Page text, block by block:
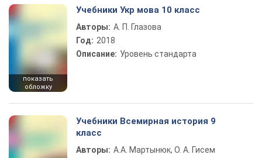
показать
обложку
Учебники Укр мова 10 класс
Авторы: А. П. Глазова
Год: 2018
Описание: Уровень стандарта
Учебники Всемирная история 9
класс
Авторы: А.А. Мартынюк, О. А. Гисем